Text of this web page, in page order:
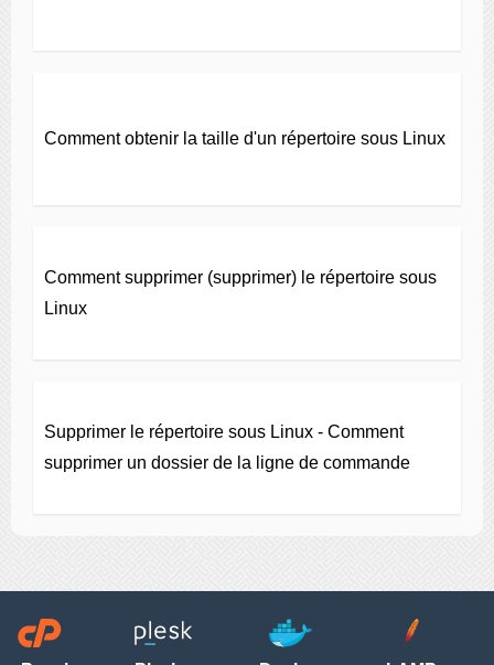
Comment obtenir la taille d'un répertoire sous Linux
Comment supprimer (supprimer) le répertoire sous
Linux
Supprimer le répertoire sous Linux - Comment
supprimer un dossier de la ligne de commande